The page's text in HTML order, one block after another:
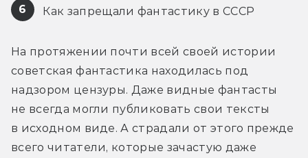
6 Как запрещали фантастику в СССР
На протяжении почти всей своей истории
советская фантастика находилась под
надзором цензуры. Даже видные фантасты
не всегда могли публиковать свои тексты
в исходном виде. А страдали от этого прежде
всего читатели, которые зачастую даже